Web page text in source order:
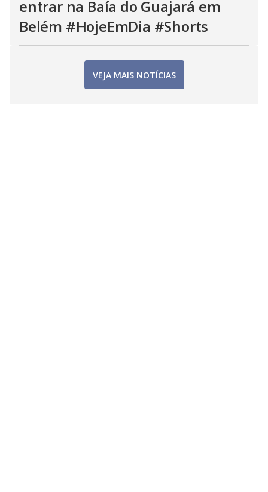
entrar na Baía do Guajará em
Belém #HojeEmDia #Shorts
VEJA MAIS NOTÍCIAS